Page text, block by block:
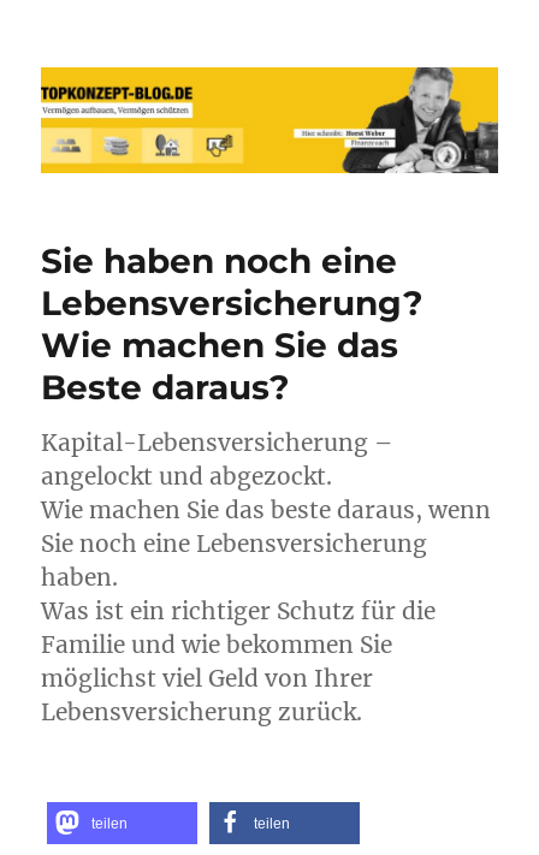
Reich werden und Vermögen
schützen mit Sachwerten-Silber-
Gold-Silbermünzen-Goldmünzen
Sie haben noch eine
Lebensversicherung?
Wie machen Sie das
Beste daraus?
Kapital-Lebensversicherung –
angelockt und abgezockt.
Wie machen Sie das beste daraus, wenn
Sie noch eine Lebensversicherung
haben.
Was ist ein richtiger Schutz für die
Familie und wie bekommen Sie
möglichst viel Geld von Ihrer
Lebensversicherung zurück.
teilen teilen